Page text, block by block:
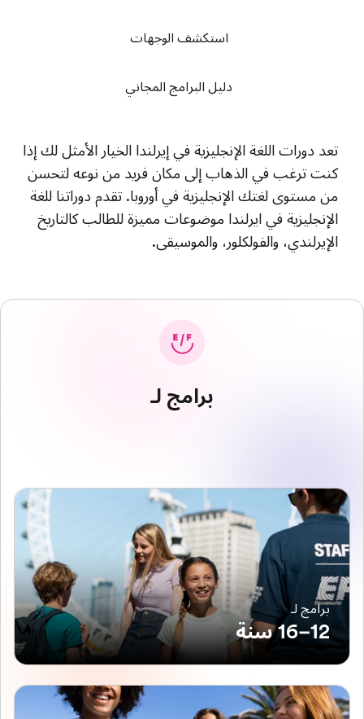
تعد دورات اللغة الإنجليزية في إيرلندا الخيار الأمثل لك إذا
كنت ترغب في الذهاب إلى مكان فريد من نوعه لتحسن
من مستوى لغتك الإنجليزية في أوروبا. تقدم دوراتنا للغة
الإنجليزية في ايرلندا موضوعات مميزة للطالب كالتاريخ
الإيرلندي، والفولكلور، والموسيقى.
استكشف الوجهات
دليل البرامج المجاني
برامج لـ
برامج لـ
12–16 سنة